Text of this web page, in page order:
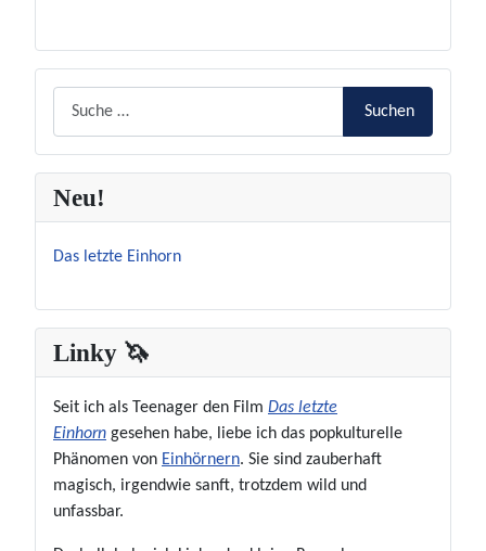
Suchen
Neu!
Das letzte Einhorn
Linky 🦄
Seit ich als Teenager den Film Das letzte
Einhorn gesehen habe, liebe ich das popkulturelle
Phänomen von Einhörnern. Sie sind zauberhaft
magisch, irgendwie sanft, trotzdem wild und
unfassbar.